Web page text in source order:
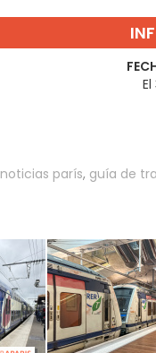
noticias parís, guía de